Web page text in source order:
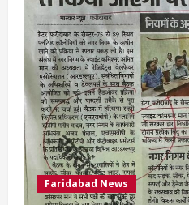
Faridabad News